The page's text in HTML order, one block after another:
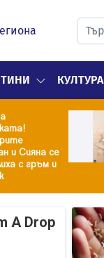
КУЛТУРА
и Сияна се
с гръм и
A Drop